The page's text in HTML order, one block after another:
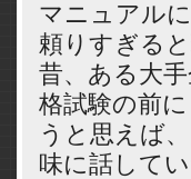
マニュアル
頼りすぎる
昔、ある大
格試験の前
うと思えば
味に話して